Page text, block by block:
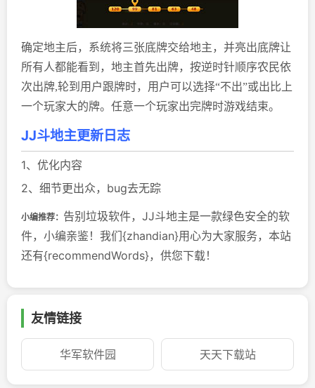
确定地主后，系统将三张底牌交给地主，并亮出底牌让
所有人都能看到，地主首先出牌，按逆时针顺序农民依
次出牌,轮到用户跟牌时，用户可以选择“不出”或出比上
一个玩家大的牌。任意一个玩家出完牌时游戏结束。
JJ斗地主更新日志
1、优化内容
2、细节更出众，bug去无踪
小编推荐： 告别垃圾软件，JJ斗地主是一款绿色安全的软
件，小编亲鉴！我们{zhandian}用心为大家服务，本站
还有{recommendWords}，供您下载！
友情链接
华军软件园 天天下载站